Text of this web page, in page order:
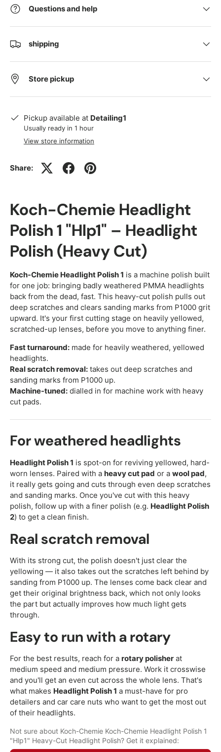
Questions and help
shipping
Store pickup
Pickup available at Detailing1
Usually ready in 1 hour
View store information
Share:
Koch-Chemie Headlight
Polish 1 "Hlp1" – Headlight
Polish (Heavy Cut)
Koch-Chemie Headlight Polish 1 is a machine polish built
for one job: bringing badly weathered PMMA headlights
back from the dead, fast. This heavy-cut polish pulls out
deep scratches and clears sanding marks from P1000 grit
upward. It's your first cutting stage on heavily yellowed,
scratched-up lenses, before you move to anything finer.
Fast turnaround: made for heavily weathered, yellowed
headlights.
Real scratch removal: takes out deep scratches and
sanding marks from P1000 up.
Machine-tuned: dialled in for machine work with heavy
cut pads.
For weathered headlights
Headlight Polish 1 is spot-on for reviving yellowed, hard-
worn lenses. Paired with a heavy cut pad or a wool pad,
it really gets going and cuts through even deep scratches
and sanding marks. Once you've cut with this heavy
polish, follow up with a finer polish (e.g. Headlight Polish
2) to get a clean finish.
Real scratch removal
With its strong cut, the polish doesn't just clear the
yellowing — it also takes out the scratches left behind by
sanding from P1000 up. The lenses come back clear and
get their original brightness back, which not only looks
the part but actually improves how much light gets
through.
Easy to run with a rotary
For the best results, reach for a rotary polisher at
medium speed and medium pressure. Work it crosswise
and you'll get an even cut across the whole lens. That's
what makes Headlight Polish 1 a must-have for pro
detailers and car care nuts who want to get the most out
of their headlights.
Not sure about Koch-Chemie Koch-Chemie Headlight Polish 1
"Hlp1" Heavy-Cut Headlight Polish? Get it explained: